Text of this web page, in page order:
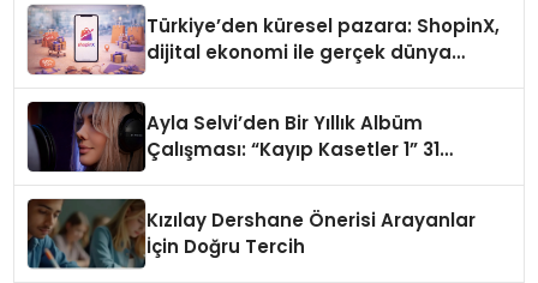
Türkiye’den küresel pazara: ShopinX,
dijital ekonomi ile gerçek dünya
Ayla Selvi’den Bir Yıllık Albüm
Çalışması: “Kayıp Kasetler 1” 31
Kızılay Dershane Önerisi Arayanlar
İçin Doğru Tercih